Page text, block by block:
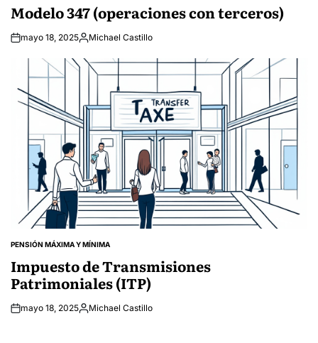
Modelo 347 (operaciones con terceros)
mayo 18, 2025Posted
Michael Castillo
POSTED
PENSIÓN MÁXIMA Y MÍNIMA
Impuesto de Transmisiones
Patrimoniales (ITP)
mayo 18, 2025Posted
Michael Castillo